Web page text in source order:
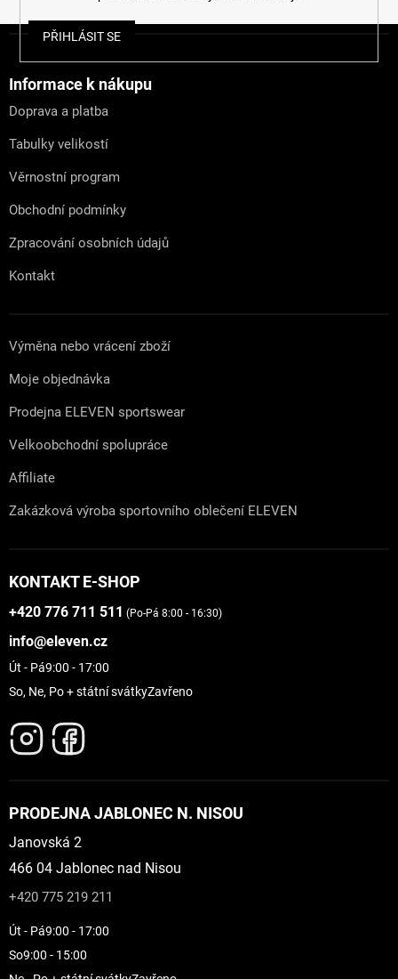
PŘIHLÁSIT SE
Informace k nákupu
Doprava a platba
Tabulky velikostí
Věrnostní program
Obchodní podmínky
Zpracování osobních údajů
Kontakt
Výměna nebo vrácení zboží
Moje objednávka
Prodejna ELEVEN sportswear
Velkoobchodní spolupráce
Affiliate
Zakázková výroba sportovního oblečení ELEVEN
KONTAKT E-SHOP
+420 776 711 511 (Po-Pá 8:00 - 16:30)
info@eleven.cz
Út - Pá9:00 - 17:00
So, Ne, Po + státní svátkyZavřeno
PRODEJNA JABLONEC N. NISOU
Janovská 2
466 04 Jablonec nad Nisou
+420 775 219 211
Út - Pá9:00 - 17:00
So9:00 - 15:00